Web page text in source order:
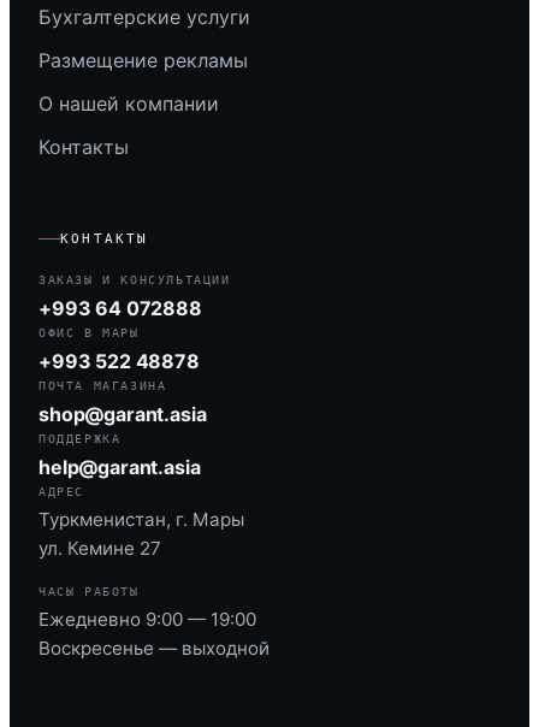
Бухгалтерские услуги
Размещение рекламы
О нашей компании
Контакты
КОНТАКТЫ
ЗАКАЗЫ И КОНСУЛЬТАЦИИ
+993 64 072888
ОФИС В МАРЫ
+993 522 48878
ПОЧТА МАГАЗИНА
shop@garant.asia
ПОДДЕРЖКА
help@garant.asia
АДРЕС
Туркменистан, г. Мары
ул. Кемине 27
ЧАСЫ РАБОТЫ
Ежедневно 9:00 — 19:00
Воскресенье — выходной